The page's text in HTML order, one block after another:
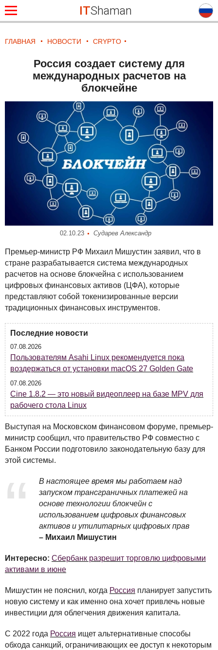
ITShaman
ГЛАВНАЯ НОВОСТИ CRYPTO
Россия создает систему для
международных расчетов на
блокчейне
02.10.23 Сударев Александр
Премьер-министр РФ Михаил Мишустин заявил, что в
стране разрабатывается система международных
расчетов на основе блокчейна с использованием
цифровых финансовых активов (ЦФА), которые
представляют собой токенизированные версии
традиционных финансовых инструментов.
Последние новости
07.08.2026
Пользователям Asahi Linux рекомендуется пока
воздержаться от установки macOS 27 Golden Gate
07.08.2026
Cine 1.8.2 — это новый видеоплеер на базе MPV для
рабочего стола Linux
Выступая на Московском финансовом форуме, премьер-
министр сообщил, что правительство РФ совместно с
Банком России подготовило законодательную базу для
этой системы.
В настоящее время мы работаем над
запуском трансграничных платежей на
основе технологии блокчейн с
использованием цифровых финансовых
активов и утилитарных цифровых прав
– Михаил Мишустин
Интересно: Сбербанк разрешит торговлю цифровыми
активами в июне
Мишустин не пояснил, когда Россия планирует запустить
новую систему и как именно она хочет привлечь новые
инвестиции для облегчения движения капитала.
С 2022 года Россия ищет альтернативные способы
обхода санкций, ограничивающих ее доступ к некоторым